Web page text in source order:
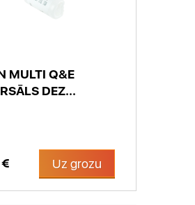
MULTI Q&E
DEZ...
Uz grozu